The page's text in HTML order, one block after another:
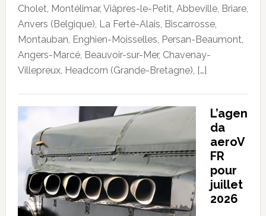
Cholet, Montélimar, Viâpres-le-Petit, Abbeville, Briare,
Anvers (Belgique), La Ferté-Alais, Biscarrosse,
Montauban, Enghien-Moisselles, Persan-Beaumont,
Angers-Marcé, Beauvoir-sur-Mer, Chavenay-
Villepreux, Headcorn (Grande-Bretagne), […]
L’agen
da
aeroV
FR
pour
juillet
2026